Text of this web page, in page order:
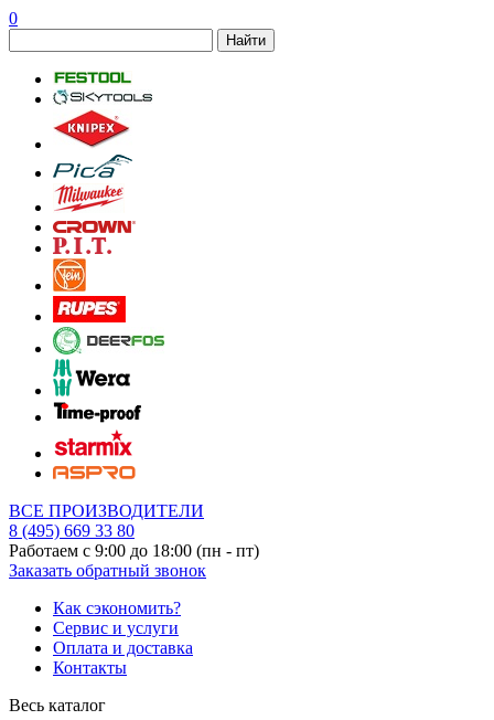
0
Найти
ВСЕ ПРОИЗВОДИТЕЛИ
8 (495) 669 33 80
Работаем с 9:00 до 18:00 (пн - пт)
Заказать обратный звонок
Как сэкономить?
Сервис и услуги
Оплата и доставка
Контакты
Весь каталог